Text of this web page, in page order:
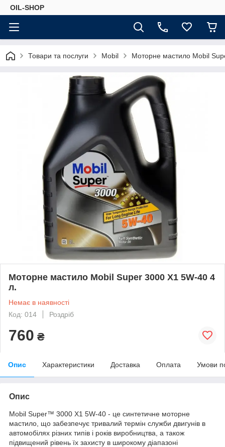
OIL-SHOP
Товари та послуги Mobil Моторне мастило Mobil
Моторне мастило Mobil Super 3000 X1 5W-40 4
л.
Немає в наявності
Код: 014
Роздріб
760 ₴
Опис Характеристики Доставка Оплата Умови
Опис
Mobil Super™ 3000 X1 5W-40 - це синтетичне моторне
мастило, що забезпечує тривалий термін служби двигунів в
автомобілях різних типів і років виробництва, а також
підвищений рівень їх захисту в широкому діапазоні